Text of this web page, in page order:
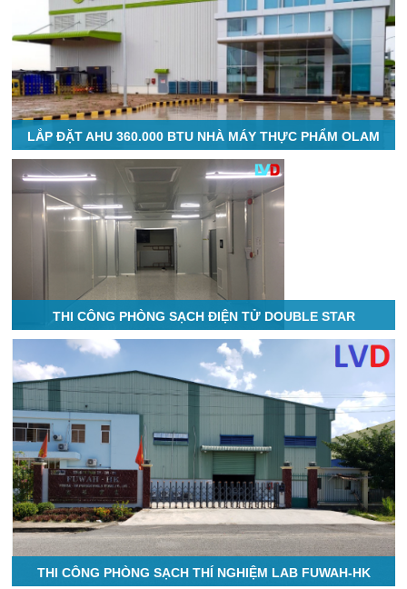
LẮP ĐẶT AHU 360.000 BTU NHÀ MÁY THỰC PHẨM OLAM
THI CÔNG PHÒNG SẠCH ĐIỆN TỬ DOUBLE STAR
THI CÔNG PHÒNG SẠCH THÍ NGHIỆM LAB FUWAH-HK